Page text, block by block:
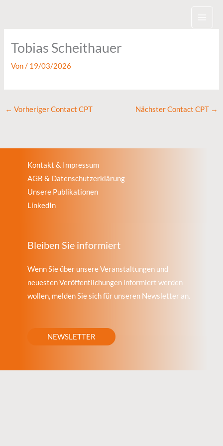
Tobias Scheithauer
Von/ 19/03/2026
← Vorheriger Contact CPT Nächster Contact CPT →
Kontakt & Impressum
AGB & Datenschutzerklärung
Unsere Publikationen
LinkedIn
Bleiben Sie informiert
Wenn Sie über unsere Veranstaltungen und
neuesten Veröffentlichungen informiert werden
wollen, melden Sie sich für unseren Newsletter an.
NEWSLETTER